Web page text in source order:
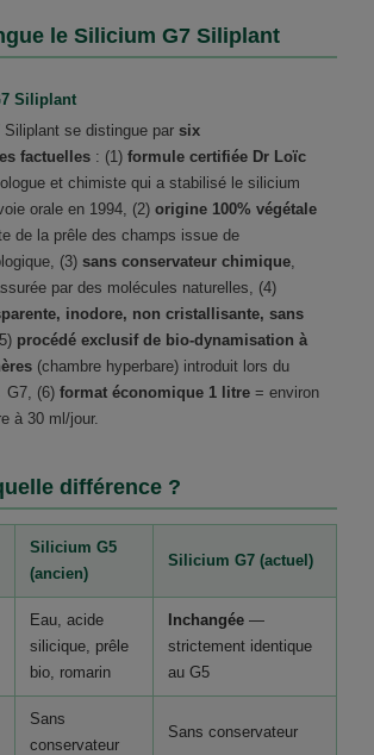
le Silicium G7 Siliplant
Siliplant
se distingue par six
factuelles : (1) formule certifiée Dr Loïc
et chimiste qui a stabilisé le silicium
orale en 1994, (2) origine 100% végétale
de la prêle des champs issue de
(3) sans conservateur chimique
par des molécules naturelles, (4)
inodore, non cristallisante, sans
procédé exclusif de bio-dynamisation à
(chambre hyperbare) introduit lors du
G7, (6) format économique 1 litre = environ
à 30 ml/jour.
différence ?
Silicium G5
(ancien)
Silicium G7 (actuel)
Eau, acide
silicique, prêle
bio, romarin
Inchangée —
strictement identique
au G5
Sans
conservateur
Sans conservateur